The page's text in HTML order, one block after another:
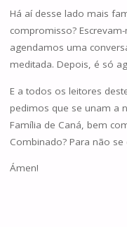
Há aí desse lado mais
compromisso?
agendamos uma
meditada. Depois, é só
E a todos os leitores
pedimos que se unam a
Família de Caná, bem
Combinado? Para não
Ámen!